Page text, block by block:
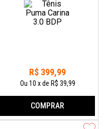
R$ 399,99
Ou 10 xde R$ 39,99
COMPRAR